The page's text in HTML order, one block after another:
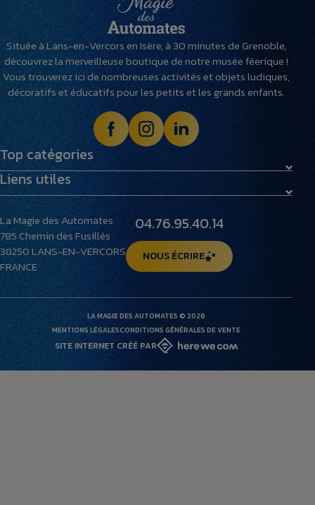
Située à Lans-en-Vercors en Isère, à 30 minutes de Grenoble,
découvrez la merveilleuse boutique de notre musée féerique !
Vous trouverez ici de nombreuses activités et objets ludiques,
décoratifs et éducatifs pour les petits et les grands enfants.
Top catégories
Maquettes
Peluches
Villages miniatures
Liens utiles
Livraison et retours
Foire aux questions
Le musée
La Magie des Automates
785 Chemin des Fusillés
38250LANS-EN-VERCORS
FRANCE
04.76.95.40.14
NOUS ÉCRIRE
LA MAGIE DES AUTOMATES © 2026
MENTIONS LÉGALESCONDITIONS GÉNÉRALES DE VENTE
SITE INTERNET CRÉÉ PAR